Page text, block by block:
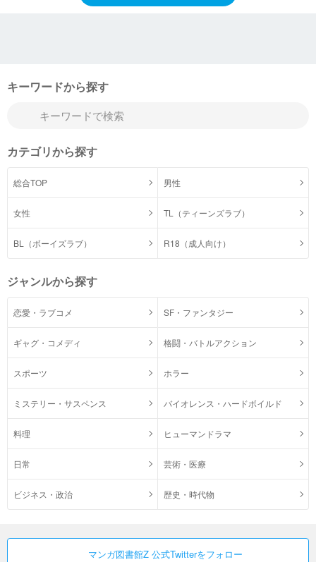
キーワードから探す
カテゴリから探す
総合TOP 男性
女性 TL（ティーンズラブ）
BL（ボーイズラブ） R18（成人向け）
ジャンルから探す
恋愛・ラブコメ SF・ファンタジー
ギャグ・コメディ 格闘・バトルアクション
スポーツ ホラー
ミステリー・サスペンス バイオレンス・ハードボイルド
料理 ヒューマンドラマ
日常 芸術・医療
ビジネス・政治 歴史・時代物
マンガ図書館Z 公式Twitterをフォロー